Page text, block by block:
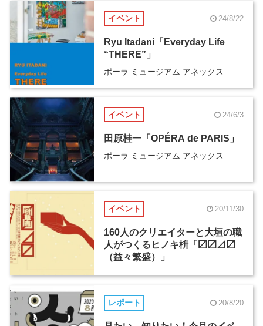
イベント 24/8/22
Ryu Itadani「Everyday Life
“THERE”」
ポーラ ミュージアム アネックス
イベント 24/6/3
田原桂一「OPÉRA de PARIS」
ポーラ ミュージアム アネックス
イベント 20/11/30
160人のクリエイターと大垣の職
人がつくるヒノキ枡「〼〼⊿〼
（益々繁盛）」
レポート 20/8/20